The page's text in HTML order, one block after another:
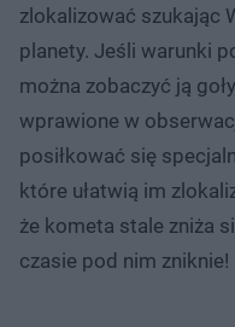
zlokalizować szukając
planety. Jeśli warunki
można zobaczyć ją
wprawione w
posiłkować się
które ułatwią im
że kometa stale zniża
czasie pod nim zniknie!